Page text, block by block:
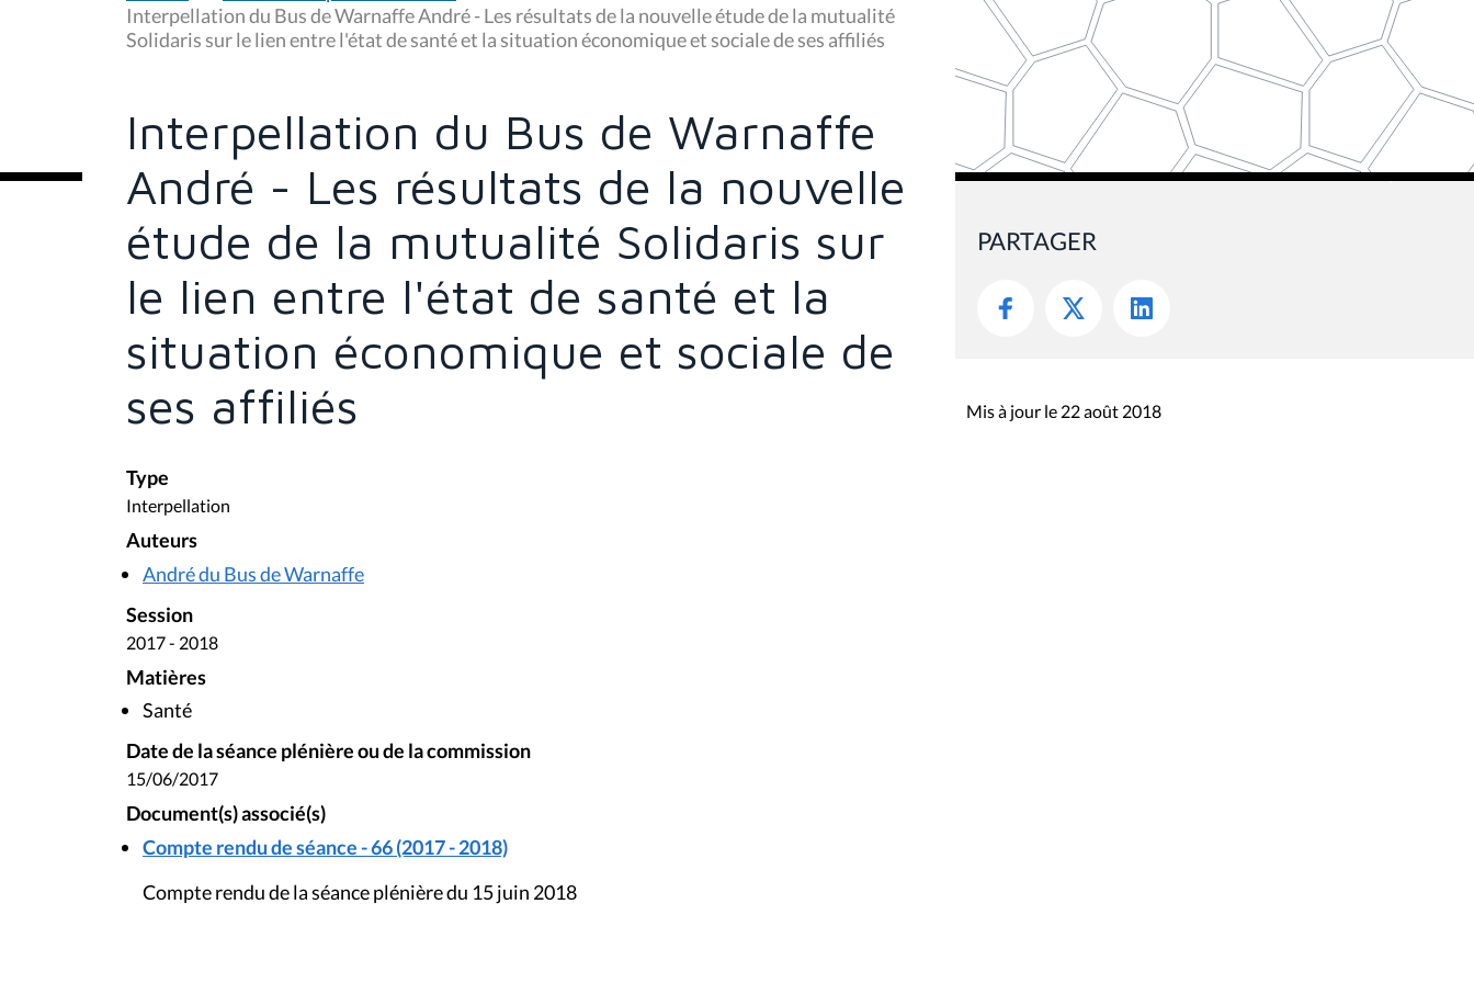
u
s
ê
:
Interpellation du Bus de Warnaffe André - Les résultats de la nouvelle étude de la mutualité
Solidaris sur le lien entre l'état de santé et la situation économique et sociale de ses affiliés
Interpellation du Bus de Warnaffe
André - Les résultats de la nouvelle
étude de la mutualité Solidaris sur
le lien entre l'état de santé et la
situation économique et sociale de
ses affiliés
Type
Interpellation
Auteurs
André du Bus de Warnaffe
Session
2017 - 2018
Matières
Santé
Date de la séance plénière ou de la commission
15/06/2017
Document(s) associé(s)
Compte rendu de séance - 66 (2017 - 2018)
Compte rendu de la séance plénière du 15 juin 2018
PARTAGER
Mis à jour le 22 août 2018